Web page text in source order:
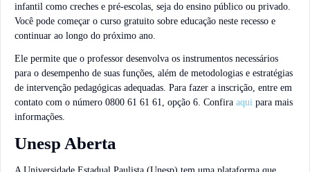
infantil como creches e pré-escolas, seja do ensino público ou privado.
Você pode começar o curso gratuito sobre educação neste recesso e
continuar ao longo do próximo ano.
Ele permite que o professor desenvolva os instrumentos necessários
para o desempenho de suas funções, além de metodologias e estratégias
de intervenção pedagógicas adequadas. Para fazer a inscrição, entre em
contato com o número 0800 61 61 61, opção 6. Confira aqui para mais
informações.
Unesp Aberta